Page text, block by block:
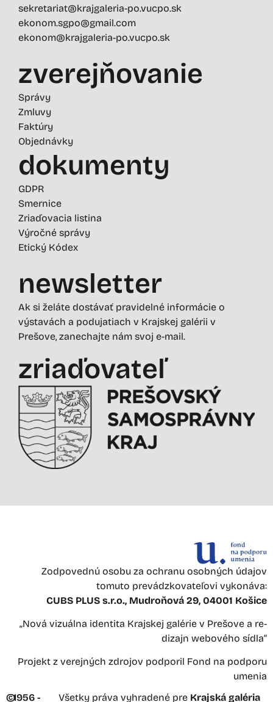
sekretariat@krajgaleria-po.vucpo.sk
ekonom.sgpo@gmail.com
ekonom@krajgaleria-po.vucpo.sk
zverejňovanie
Správy
Zmluvy
Faktúry
Objednávky
dokumenty
GDPR
Smernice
Zriaďovacia listina
Výročné správy
Etický Kódex
newsletter
Ak si želáte dostávať pravidelné informácie o
výstavách a podujatiach v Krajskej galérii v
Prešove, zanechajte nám svoj e-mail.
zriaďovateľ
Zodpovednú osobu za ochranu osobných údajov
tomuto prevádzkovateľovi vykonáva:
CUBS PLUS s.r.o., Mudroňová 29, 04001 Košice
„Nová vizuálna identita Krajskej galérie v Prešove a re-
dizajn webového sídla“
Projekt z verejných zdrojov podporil Fond na podporu
umenia
©1956 -
Všetky práva vyhradené pre Krajská galéria